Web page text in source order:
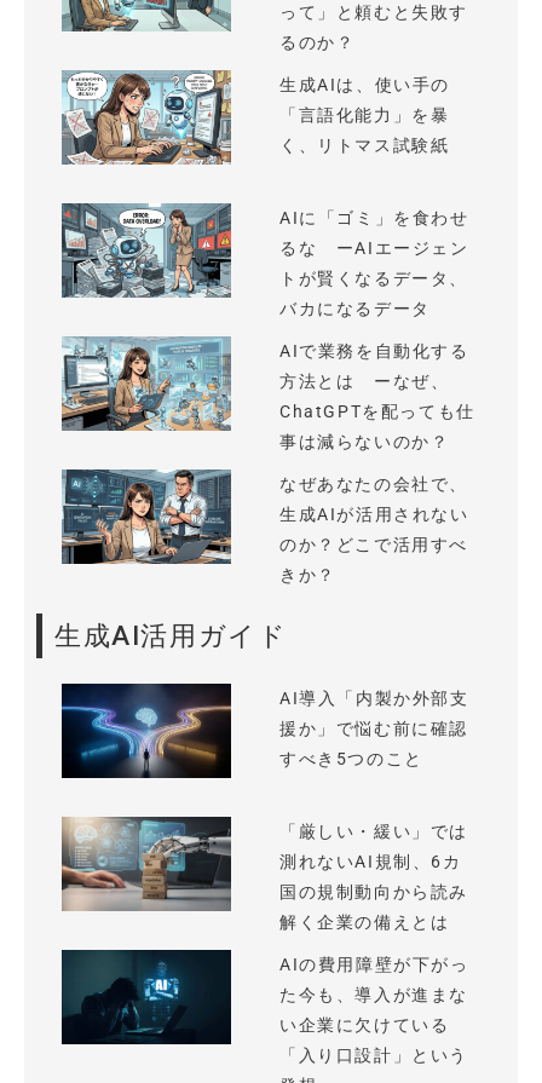
って」と頼むと失敗す
るのか？
生成AIは、使い手の
「言語化能力」を暴
く、リトマス試験紙
AIに「ゴミ」を食わせ
るな ーAIエージェン
トが賢くなるデータ、
バカになるデータ
AIで業務を自動化する
方法とは ーなぜ、
ChatGPTを配っても仕
事は減らないのか？
なぜあなたの会社で、
生成AIが活用されない
のか？どこで活用すべ
きか？
生成AI活用ガイド
AI導入「内製か外部支
援か」で悩む前に確認
すべき5つのこと
「厳しい・緩い」では
測れないAI規制、6カ
国の規制動向から読み
解く企業の備えとは
AIの費用障壁が下がっ
た今も、導入が進まな
い企業に欠けている
「入り口設計」という